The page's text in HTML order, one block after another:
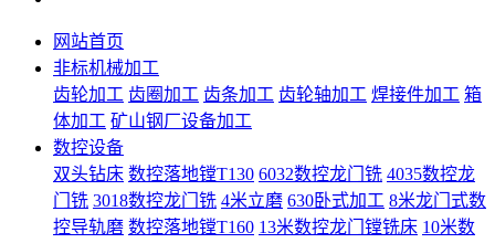
网站首页
非标机械加工
齿轮加工 齿圈加工 齿条加工 齿轮轴加工 焊接件加工 箱
体加工 矿山钢厂设备加工
数控设备
双头钻床 数控落地镗T130 6032数控龙门铣 4035数控龙
门铣 3018数控龙门铣 4米立磨 630卧式加工 8米龙门式数
控导轨磨 数控落地镗T160 13米数控龙门镗铣床 10米数